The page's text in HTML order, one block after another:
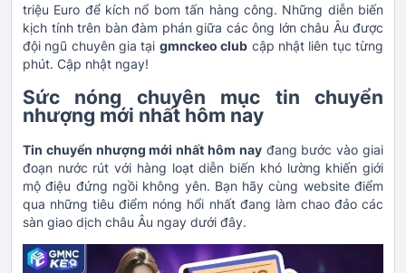
triệu Euro để kích nổ bom tấn hàng công. Những diễn biến
kịch tính trên bàn đàm phán giữa các ông lớn châu Âu được
đội ngũ chuyên gia tại gmnckeo club cập nhật liên tục từng
phút. Cập nhật ngay!
Sức nóng chuyên mục tin chuyển
nhượng mới nhất hôm nay
Tin chuyển nhượng mới nhất hôm nayđang bước vào giai
đoạn nước rút với hàng loạt diễn biến khó lường khiến giới
mộ điệu đứng ngồi không yên. Bạn hãy cùng website điểm
qua những tiêu điểm nóng hổi nhất đang làm chao đảo các
sàn giao dịch châu Âu ngay dưới đây.